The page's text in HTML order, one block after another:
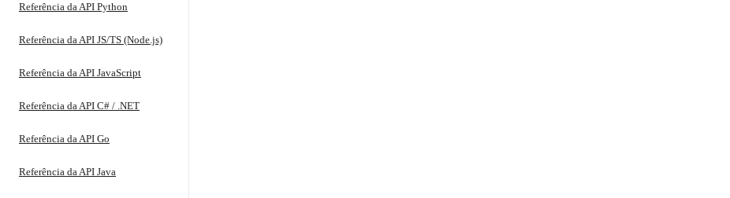
Referência da API Python
Referência da API JS/TS (Node.js)
Referência da API JavaScript
Referência da API C# / .NET
Referência da API Go
Referência da API Java